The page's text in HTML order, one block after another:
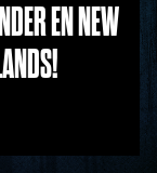
EN NEW